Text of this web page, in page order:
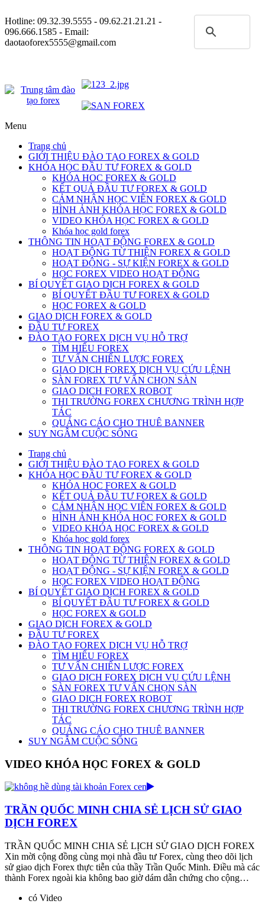
Hotline: 09.32.39.5555 - 09.62.21.21.21 -
096.666.1585 - Email:
daotaoforex5555@gmail.com
Menu
Trang chủ
GIỚI THIỆU ĐÀO TẠO FOREX & GOLD
KHÓA HỌC ĐẦU TƯ FOREX & GOLD
KHÓA HOC FOREX & GOLD
KẾT QUẢ ĐẦU TƯ FOREX & GOLD
CẢM NHẬN HỌC VIÊN FOREX & GOLD
HÌNH ẢNH KHÓA HỌC FOREX & GOLD
VIDEO KHÓA HỌC FOREX & GOLD
Khóa học gold forex
THÔNG TIN HOẠT ĐỘNG FOREX & GOLD
HOẠT ĐỘNG TỪ THIỆN FOREX & GOLD
HOẠT ĐỘNG - SỰ KIỆN FOREX & GOLD
HỌC FOREX VIDEO HOẠT ĐỘNG
BÍ QUYẾT GIAO DỊCH FOREX & GOLD
BÍ QUYẾT ĐẦU TƯ FOREX & GOLD
HỌC FOREX & GOLD
GIAO DỊCH FOREX & GOLD
ĐẦU TƯ FOREX
ĐÀO TẠO FOREX DỊCH VỤ HỖ TRỢ
TÌM HIỂU FOREX
TƯ VẤN CHIẾN LƯỢC FOREX
GIAO DỊCH FOREX DỊCH VỤ CỨU LỆNH
SÀN FOREX TƯ VẤN CHỌN SÀN
GIAO DICH FOREX ROBOT
THI TRƯỜNG FOREX CHƯƠNG TRÌNH HỢP
TÁC
QUẢNG CÁO CHO THUÊ BANNER
SUY NGẪM CUỘC SỐNG
Trang chủ
GIỚI THIỆU ĐÀO TẠO FOREX & GOLD
KHÓA HỌC ĐẦU TƯ FOREX & GOLD
KHÓA HOC FOREX & GOLD
KẾT QUẢ ĐẦU TƯ FOREX & GOLD
CẢM NHẬN HỌC VIÊN FOREX & GOLD
HÌNH ẢNH KHÓA HỌC FOREX & GOLD
VIDEO KHÓA HỌC FOREX & GOLD
Khóa học gold forex
THÔNG TIN HOẠT ĐỘNG FOREX & GOLD
HOẠT ĐỘNG TỪ THIỆN FOREX & GOLD
HOẠT ĐỘNG - SỰ KIỆN FOREX & GOLD
HỌC FOREX VIDEO HOẠT ĐỘNG
BÍ QUYẾT GIAO DỊCH FOREX & GOLD
BÍ QUYẾT ĐẦU TƯ FOREX & GOLD
HỌC FOREX & GOLD
GIAO DỊCH FOREX & GOLD
ĐẦU TƯ FOREX
ĐÀO TẠO FOREX DỊCH VỤ HỖ TRỢ
TÌM HIỂU FOREX
TƯ VẤN CHIẾN LƯỢC FOREX
GIAO DỊCH FOREX DỊCH VỤ CỨU LỆNH
SÀN FOREX TƯ VẤN CHỌN SÀN
GIAO DICH FOREX ROBOT
THI TRƯỜNG FOREX CHƯƠNG TRÌNH HỢP
TÁC
QUẢNG CÁO CHO THUÊ BANNER
SUY NGẪM CUỘC SỐNG
VIDEO KHÓA HỌC FOREX & GOLD
TRẦN QUỐC MINH CHIA SẺ LỊCH SỬ GIAO
DỊCH FOREX
TRẦN QUỐC MINH CHIA SẺ LỊCH SỬ GIAO DỊCH FOREX
Xin mời cộng đồng cùng mọi nhà đầu tư Forex, cùng theo dõi lịch
sử giao dịch Forex thực tiễn của thầy Trần Quốc Minh. Điều mà các
thành Forex ngoài kia không bao giờ dám dẫn chứng cho cộng…
có Video